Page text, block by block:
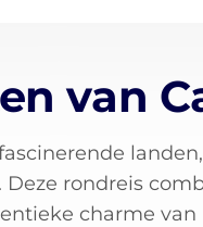
van
rondreis
charme